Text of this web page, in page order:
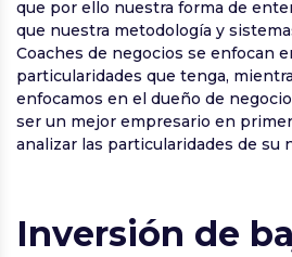
que por ello nuestra forma de
que nuestra metodología y
Coaches de negocios se enfocan
particularidades que tenga,
enfocamos en el dueño de
ser un mejor empresario en
analizar las particularidades de su
Inversión de